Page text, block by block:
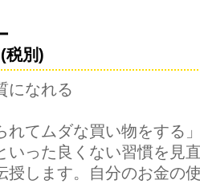
税別)
になれる
れてムダな買い物をする
いった良くない習慣を見
授します。自分のお金の